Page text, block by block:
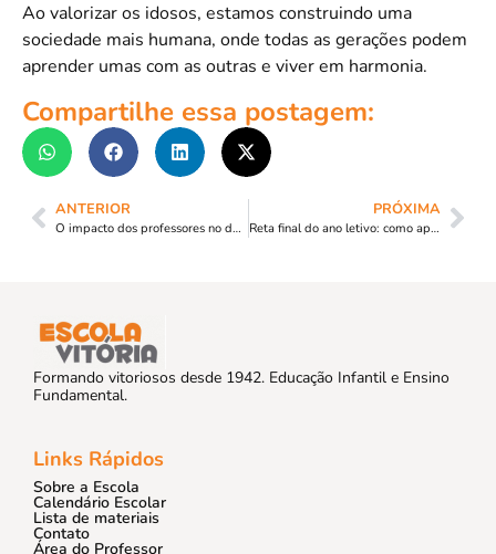
Ao valorizar os idosos, estamos construindo uma
sociedade mais humana, onde todas as gerações podem
aprender umas com as outras e viver em harmonia.
Compartilhe essa postagem:
ANTERIOR
O impacto dos professores no desenvolvimento e crescimento dos seus alunos
PRÓXIMA
Reta final do ano letivo: como aproveitar ao máximo esse período com seu filho
Formando vitoriosos desde 1942. Educação Infantil e Ensino
Fundamental.
Links Rápidos
Sobre a Escola
Calendário Escolar
Lista de materiais
Contato
Área do Professor